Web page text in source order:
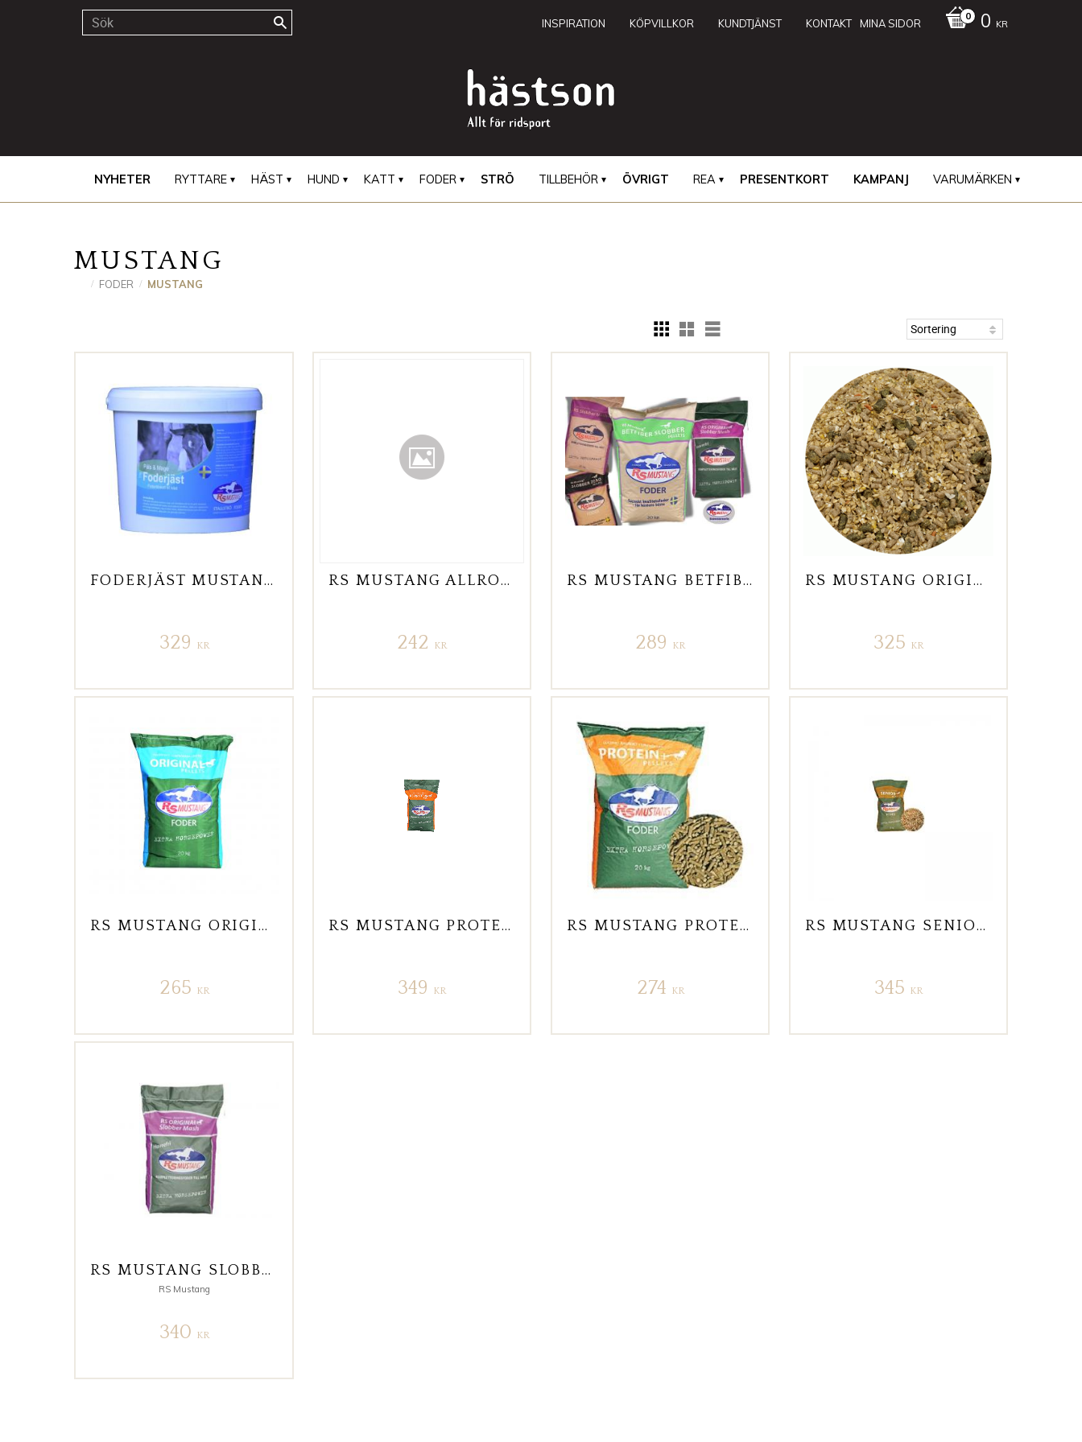
MINA SIDOR
KONTAKT
KUNDTJÄNST
KÖPVILLKOR
INSPIRATION 0 KR
NYHETER RYTTARE HÄST HUND KATT FODER STRÖ TILLBEHÖR ÖVRIGT REA PRESENTKORT KAMPANJ VARUMÄRKEN
MUSTANG
FODER MUSTANG
FODERJÄST MUSTANG 3KG
329 KR
RS MUSTANG ALLROUNDPELLETS
242 KR
RS MUSTANG BETFIBER SLOBBER 20 KG
289 KR
RS MUSTANG ORIGINAL MÜSLI
325 KR
RS MUSTANG ORIGINAL PELLETS 20 KG
265 KR
RS MUSTANG PROTEIN+ MUSLI 20 KG
349 KR
RS MUSTANG PROTEIN+ PELLETS
274 KR
RS MUSTANG SENIOR MUSLI 20KG
345 KR
RS MUSTANG SLOBBER MASH 20KG
RS Mustang
340 KR